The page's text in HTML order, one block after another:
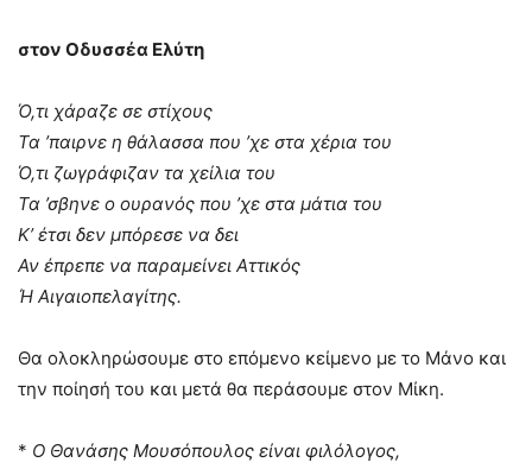
στον Οδυσσέα Ελύτη
Ό,τι χάραζε σε στίχους
Τα ’παιρνε η θάλασσα που ’χε στα χέρια του
Ό,τι ζωγράφιζαν τα χείλια του
Τα ’σβηνε ο ουρανός που ’χε στα μάτια του
Κ’ έτσι δεν μπόρεσε να δει
Αν έπρεπε να παραμείνει Αττικός
Ή Αιγαιοπελαγίτης.
Θα ολοκληρώσουμε στο επόμενο κείμενο με το Μάνο και
την ποίησή του και μετά θα περάσουμε στον Μίκη.
* Ο Θανάσης Μουσόπουλος είναι φιλόλογος,